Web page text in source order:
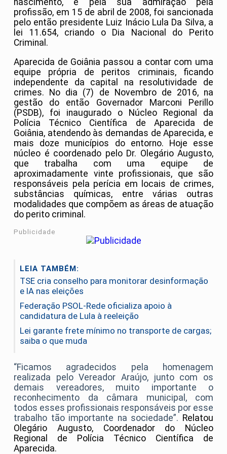
profissão, em 15 de abril de 2008, foi sancionada
pelo então presidente Luiz Inácio Lula Da Silva, a
lei 11.654, criando o Dia Nacional do Perito
Criminal.
Aparecida de Goiânia passou a contar com uma
equipe própria de peritos criminais, ficando
independente da capital na resolutividade de
crimes. No dia (7) de Novembro de 2016, na
gestão do então Governador Marconi Perillo
(PSDB), foi inaugurado o Núcleo Regional da
Polícia Técnico Científica de Aparecida de
Goiânia, atendendo às demandas de Aparecida, e
mais doze municípios do entorno. Hoje esse
núcleo é coordenado pelo Dr. Olegário Augusto,
que trabalha com uma equipe de
aproximadamente vinte profissionais, que são
responsáveis pela perícia em locais de crimes,
substâncias químicas, entre várias outras
modalidades que compõem as áreas de atuação
do perito criminal.
Publicidade
LEIA TAMBÉM:
TSE cria conselho para monitorar desinformação
e IA nas eleições
Federação PSOL-Rede oficializa apoio à
candidatura de Lula à reeleição
Lei garante frete mínimo no transporte de cargas;
saiba o que muda
“Ficamos agradecidos pela homenagem
realizada pelo Vereador Araújo, junto com os
demais vereadores, muito importante o
reconhecimento da câmara municipal, com
todos esses profissionais responsáveis por esse
trabalho tão importante na sociedade”. Relatou
Olegário Augusto, Coordenador do Núcleo
Regional de Polícia Técnico Científica de
Aparecida.